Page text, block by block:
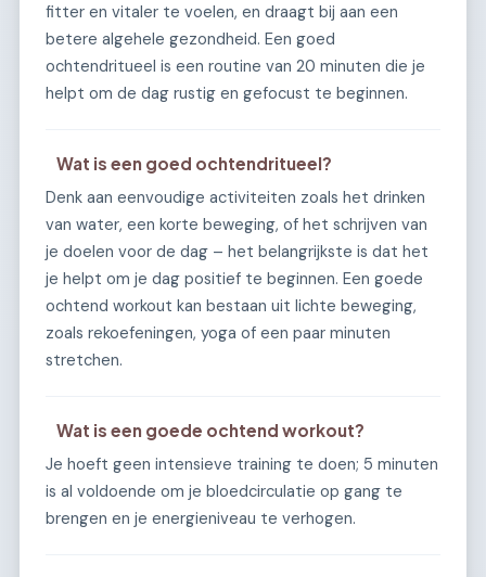
fitter en vitaler te voelen, en draagt bij aan een
betere algehele gezondheid. Een goed
ochtendritueel is een routine van 20 minuten die je
helpt om de dag rustig en gefocust te beginnen.
Wat is een goed ochtendritueel?
Denk aan eenvoudige activiteiten zoals het drinken
van water, een korte beweging, of het schrijven van
je doelen voor de dag – het belangrijkste is dat het
je helpt om je dag positief te beginnen. Een goede
ochtend workout kan bestaan uit lichte beweging,
zoals rekoefeningen, yoga of een paar minuten
stretchen.
Wat is een goede ochtend workout?
Je hoeft geen intensieve training te doen; 5 minuten
is al voldoende om je bloedcirculatie op gang te
brengen en je energieniveau te verhogen.